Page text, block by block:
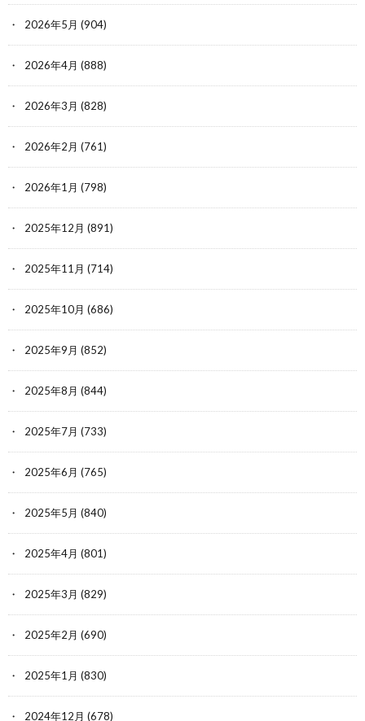
2026年5月 (904)
2026年4月 (888)
2026年3月 (828)
2026年2月 (761)
2026年1月 (798)
2025年12月 (891)
2025年11月 (714)
2025年10月 (686)
2025年9月 (852)
2025年8月 (844)
2025年7月 (733)
2025年6月 (765)
2025年5月 (840)
2025年4月 (801)
2025年3月 (829)
2025年2月 (690)
2025年1月 (830)
2024年12月 (678)